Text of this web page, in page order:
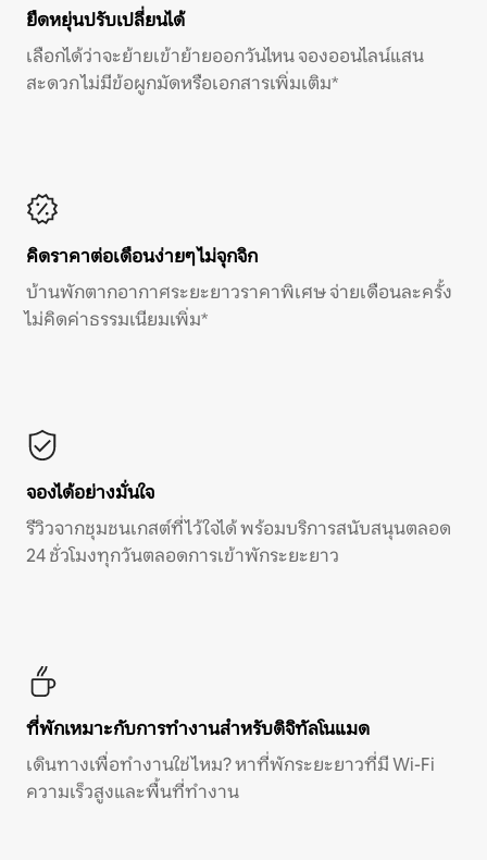
ยืดหยุ่นปรับเปลี่ยนได้
เลือกได้ว่าจะย้ายเข้าย้ายออกวันไหน จองออนไลน์แสน
สะดวก ไม่มีข้อผูกมัดหรือเอกสารเพิ่มเติม*
คิดราคาต่อเดือนง่ายๆ ไม่จุกจิก
บ้านพักตากอากาศระยะยาวราคาพิเศษ จ่ายเดือนละครั้ง
ไม่คิดค่าธรรมเนียมเพิ่ม*
จองได้อย่างมั่นใจ
รีวิวจากชุมชนเกสต์ที่ไว้ใจได้ พร้อมบริการสนับสนุนตลอด
24 ชั่วโมงทุกวันตลอดการเข้าพักระยะยาว
ที่พักเหมาะกับการทำงานสำหรับดิจิทัลโนแมด
เดินทางเพื่อทำงานใช่ไหม? หาที่พักระยะยาวที่มี Wi-Fi
ความเร็วสูงและพื้นที่ทำงาน